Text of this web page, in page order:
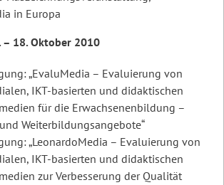
in Europa
– 18. Oktober 2010
„EvaluMedia – Evaluierung von
IKT-basierten und didaktischen
für die Erwachsenenbildung –
Weiterbildungsangebote“
„LeonardoMedia – Evaluierung von
IKT-basierten und didaktischen
zur Verbesserung der Qualität